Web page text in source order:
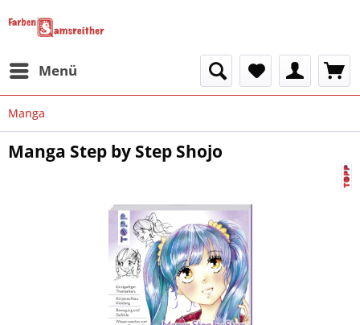
Menü
Manga
Manga Step by Step Shojo